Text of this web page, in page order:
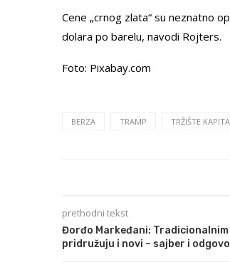
Cene „crnog zlata“ su neznatno
dolara po barelu, navodi Rojters.
Foto: Pixabay.com
BERZA TRAMP TRŽIŠTE
prethodni tekst
Đorđo Markeđani:
pridružuju i novi – sajber i